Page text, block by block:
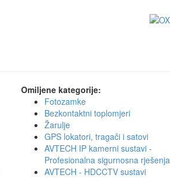
Omiljene kategorije:
Fotozamke
Bezkontaktni toplomjeri
Žarulje
GPS lokatori, tragači i satovi
AVTECH IP kamerni sustavi -
Profesionalna sigurnosna rješenja
AVTECH - HDCCTV sustavi